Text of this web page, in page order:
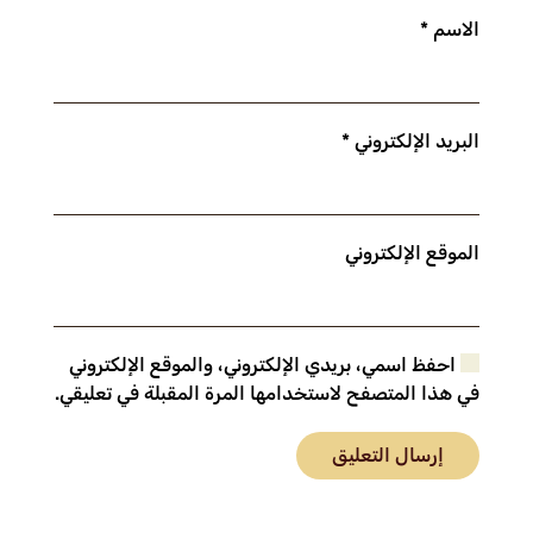
الاسم *
البريد الإلكتروني *
الموقع الإلكتروني
احفظ اسمي، بريدي الإلكتروني، والموقع الإلكتروني
في هذا المتصفح لاستخدامها المرة المقبلة في تعليقي.
إرسال التعليق